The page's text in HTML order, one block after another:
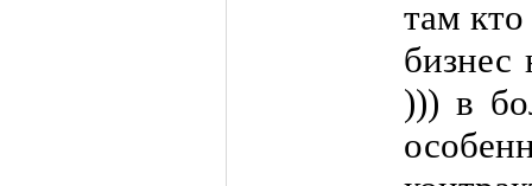
там
бизнес
))) в